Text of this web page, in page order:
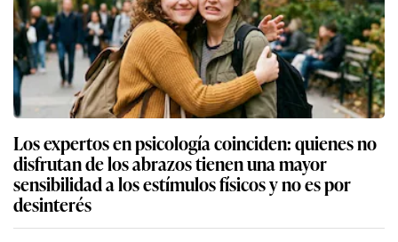
Los expertos en psicología coinciden: quienes no
disfrutan de los abrazos tienen una mayor
sensibilidad a los estímulos físicos y no es por
desinterés